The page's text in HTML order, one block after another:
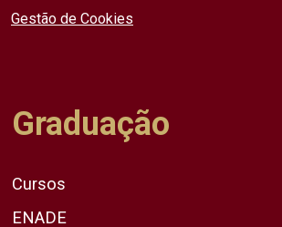
Gestão de Cookies
Graduação
Cursos
ENADE